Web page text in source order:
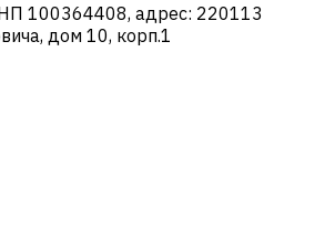
100364408, адрес: 220113
дом 10, корп.1